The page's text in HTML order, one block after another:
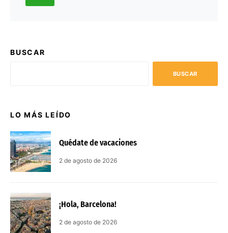
BUSCAR
BUSCAR
LO MÁS LEÍDO
Quédate de vacaciones
2 de agosto de 2026
¡Hola, Barcelona!
2 de agosto de 2026